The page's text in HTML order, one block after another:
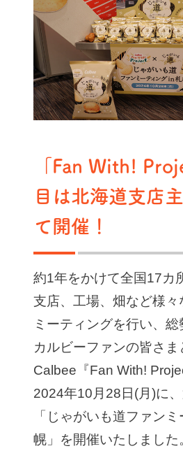
「Fan With!
目は北海道支店
て開催！
約1年をかけて全国17カ
支店、工場、畑など様々
ミーティングを行い、
カルビーファンの皆さま
Calbee『Fan With!
2024年10月28日(月)に
「じゃがいも道ファン
幌」を開催いたしました